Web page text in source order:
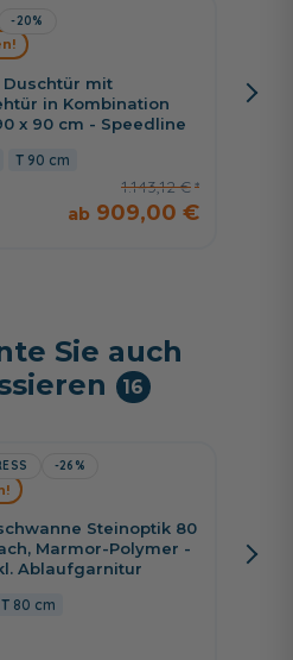
-20%
Duschtür mit
in Kombination
x 90 cm - Speedline
90 cm
1.143,12 €
909,00 €
HSK
Sie auch
16
-26%
Steinoptik 80
Marmor-Polymer -
Ablaufgarnitur
80 cm
Ablage